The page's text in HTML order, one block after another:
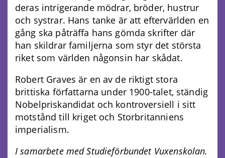
deras intrigerande mödrar, bröder, hustrur
och systrar. Hans tanke är att eftervärlden en
gång ska påträffa hans gömda skrifter där
han skildrar familjerna som styr det största
riket som världen någonsin har skådat.
Robert Graves är en av de riktigt stora
brittiska författarna under 1900-talet, ständig
Nobelpriskandidat och kontroversiell i sitt
motstånd till kriget och Storbritanniens
imperialism.
I samarbete med Studieförbundet Vuxenskolan.